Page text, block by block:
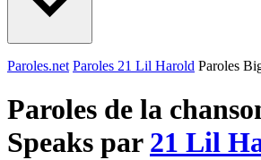
Paroles.net Paroles 21 Lil Harold Paroles
Paroles de la
Speaks par 21 Lil